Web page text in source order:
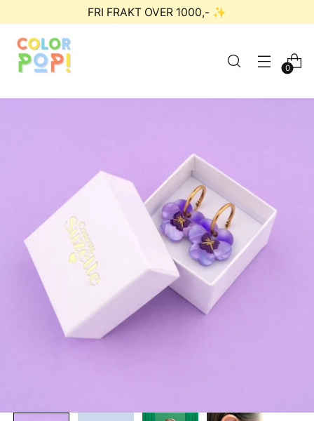
FRI FRAKT OVER 1000,- ✨
0